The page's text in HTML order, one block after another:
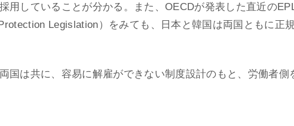
用していることが分かる。また、OECDが発表した直近の
Legislation）をみても、日本と韓国は両国ともに
国は共に、容易に解雇ができない制度設計のもと、労働者